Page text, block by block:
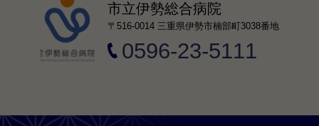
市立伊勢総合病院
〒516-0014 三重県伊勢市楠部町3038番地
0596-23-5111